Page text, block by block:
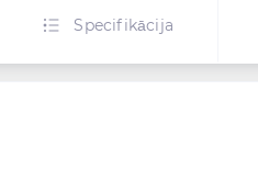
Specifikācija